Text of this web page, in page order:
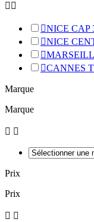
 
NICE CAP
NICE

CANNES
Marque
Marque
 
Prix
Prix
 